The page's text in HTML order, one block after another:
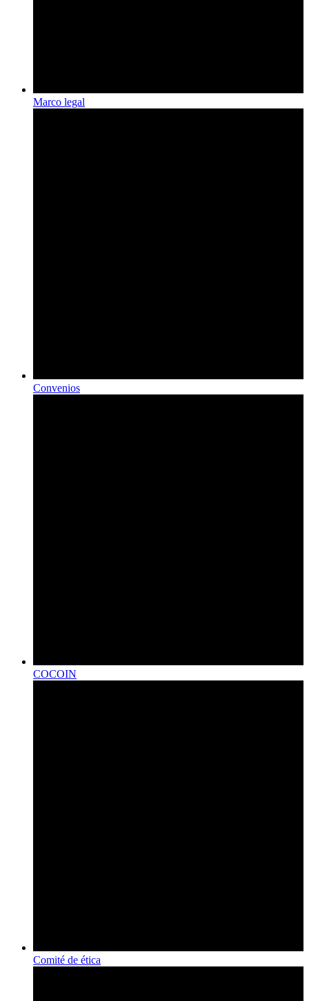
Marco legal
Convenios
COCOIN
Comité de ética